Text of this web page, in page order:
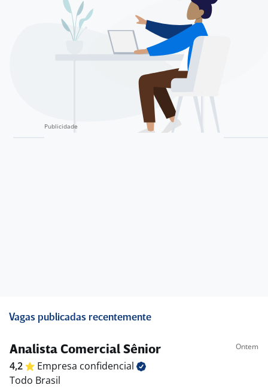
Vagas publicadas recentemente
Analista Comercial Sênior Ontem
4,2 Empresa confidencial
Todo Brasil